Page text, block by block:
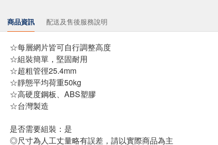
商品資訊 配送及售後服務說明
☆每層網片皆可自行調整高度
☆組裝簡單，堅固耐用
☆超粗管徑25.4mm
☆靜態平均荷重50kg
☆高硬度鋼板、ABS塑膠
☆台灣製造
是否需要組裝：是
◎尺寸為人工丈量略有誤差，請以實際商品為主